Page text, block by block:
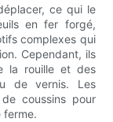
ce qui le
en fer forgé,
complexes qui
Cependant, ils
la rouille et des
de vernis. Les
coussins pour
ferme.